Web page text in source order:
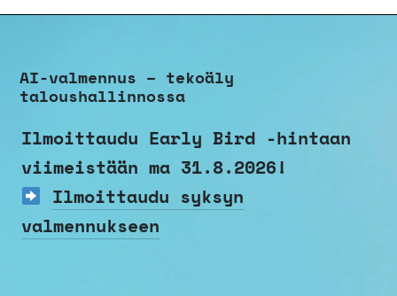
AI-valmennus – tekoäly
taloushallinnossa
Ilmoittaudu Early Bird -hintaan
viimeistään ma 31.8.2026!
Ilmoittaudu syksyn
valmennukseen